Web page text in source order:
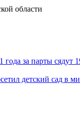
области
за парты сядут
детский сад в